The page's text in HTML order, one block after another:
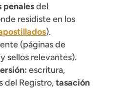
penalesdel
residiste en los
).
(páginas de
sellos relevantes).
escritura,
del Registro,tasación